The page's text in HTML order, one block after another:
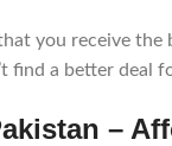
you receive
find a better deal
–